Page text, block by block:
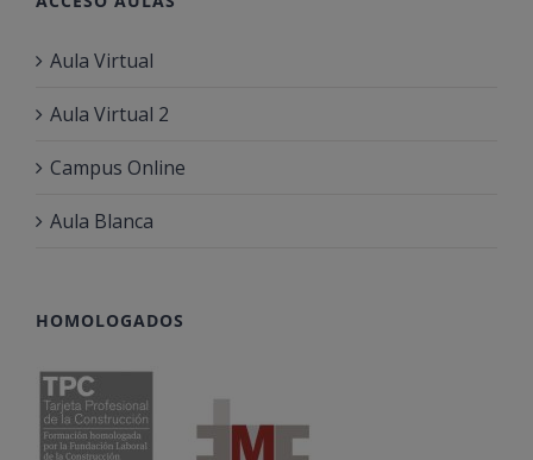
Aula Virtual
Aula Virtual 2
Campus Online
Aula Blanca
HOMOLOGADOS